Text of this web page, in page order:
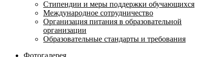
Стипендии и меры поддержки обучающихся
Международное сотрудничество
Организация питания в образовательной
организации
Образовательные стандарты и требования
Фотогалерея